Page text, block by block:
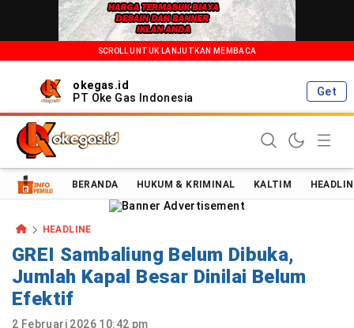
SCROLL UNTUK LANJUTKAN MEMBACA
okegas.id
PT Oke Gas Indonesia
Get
Oke Gas Indonesia | Energi Positif Informasi Terkini!
BERANDA HUKUM & KRIMINAL KALTIM
HEADLINE
GREI Sambaliung Belum Dibuka,
Jumlah Kapal Besar Dinilai Belum
Efektif
2 Februari 2026 10:42 pm